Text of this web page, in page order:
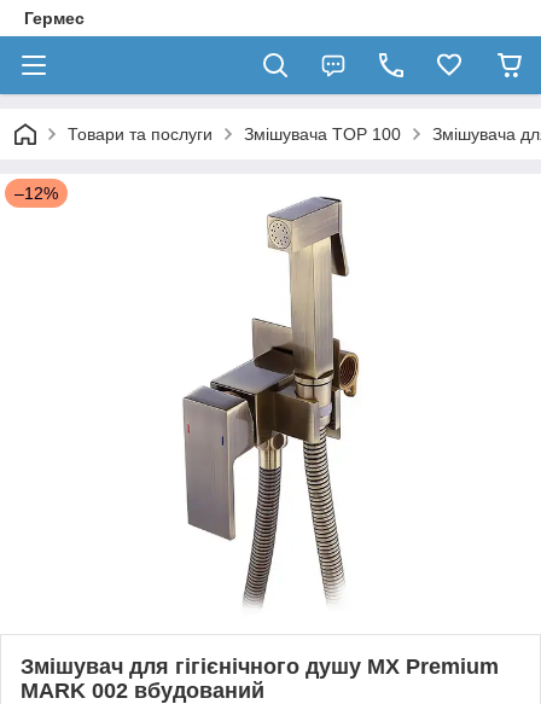
Гермес
Товари та послуги Змішувача TOP 100 Змішувача
–12%
Змішувач для гігієнічного душу MX Premium
MARK 002 вбудований